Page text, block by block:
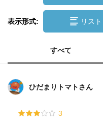
表示形式: リスト
すべて
ひだまりトマトさん
3